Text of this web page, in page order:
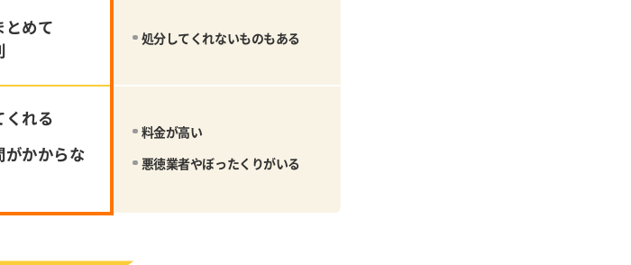
とめて
処分してくれないものもある
くれる
がかからな
料金が高い
悪徳業者やぼったくりがいる